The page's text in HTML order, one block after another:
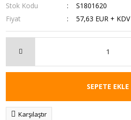
Stok Kodu
S1801620
Fiyat
57,63 EUR + KDV
SEPETE EKLE
Karşılaştır